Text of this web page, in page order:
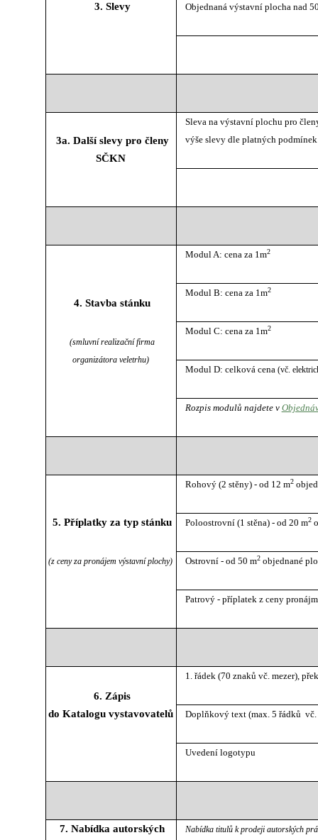
3. Slevy Objednaná výstavní plocha nad
3a. Další slevy pro členy
SČKN
Sleva na výstavní plochu pro
výše slevy dle platných
4. Stavba stánku
(smluvní realizační firma
organizátora veletrhu)
Modul A: cena za 1m2
Modul B: cena za 1m2
Modul C: cena za 1m2
Modul D: celková cena (vč.
Rozpis modulů najdete v
5. Příplatky za typ stánku
(z ceny za pronájem výstavní plochy)
Rohový (2 stěny) - od 12 m2
Poloostrovní (1 stěna) - od 20 m2
Ostrovní - od 50 m2 objednané
Patrový - příplatek z ceny
6. Zápis
do Katalogu vystavovatelů
1. řádek (70 znaků vč. mezer),
Doplňkový text (max. 5 řádků vč.
Uvedení logotypu
7. Nabídka autorských
Nabídka titulů k prodeji autorských